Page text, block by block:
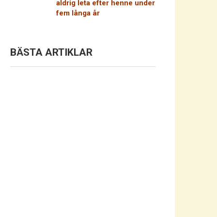
aldrig leta efter henne under
fem långa år
BÄSTA ARTIKLAR